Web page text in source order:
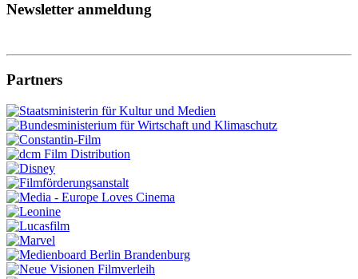
Newsletter anmeldung
Partners